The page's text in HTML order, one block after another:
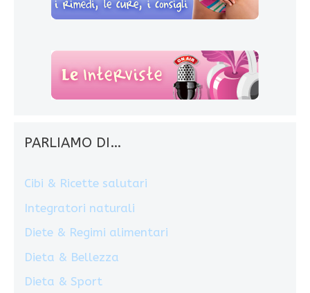
PARLIAMO DI…
Cibi & Ricette salutari
Integratori naturali
Diete & Regimi alimentari
Dieta & Bellezza
Dieta & Sport